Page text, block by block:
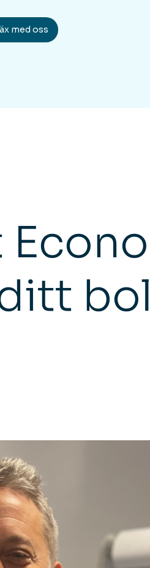
med oss